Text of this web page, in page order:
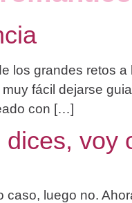
los grandes retos
fácil dejarse
con […]
dices, voy
caso, luego no.